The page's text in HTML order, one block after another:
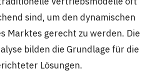
sind, um den dynamischen
Marktes gerecht zu werden. Die
bilden die Grundlage für die
Lösungen.